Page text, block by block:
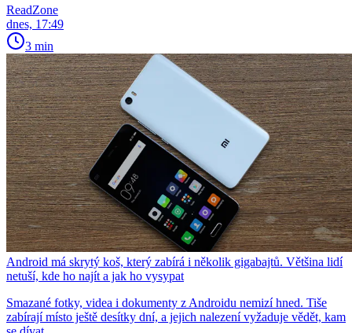
ReadZone
dnes, 17:49
3 min
Android má skrytý koš, který zabírá i několik gigabajtů. Většina lidí
netuší, kde ho najít a jak ho vysypat
Smazané fotky, videa i dokumenty z Androidu nemizí hned. Tiše
zabírají místo ještě desítky dní, a jejich nalezení vyžaduje vědět, kam